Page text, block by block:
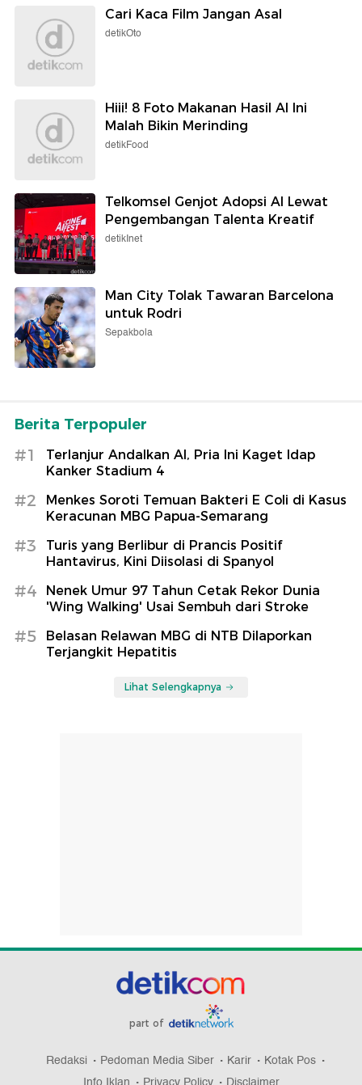
Cari Kaca Film Jangan Asal
detikOto
Hiii! 8 Foto Makanan Hasil AI Ini
Malah Bikin Merinding
detikFood
Telkomsel Genjot Adopsi AI Lewat
Pengembangan Talenta Kreatif
detikInet
Man City Tolak Tawaran Barcelona
untuk Rodri
Sepakbola
Berita Terpopuler
#1
Terlanjur Andalkan AI, Pria Ini Kaget Idap
Kanker Stadium 4
#2
Menkes Soroti Temuan Bakteri E Coli di Kasus
Keracunan MBG Papua-Semarang
#3
Turis yang Berlibur di Prancis Positif
Hantavirus, Kini Diisolasi di Spanyol
#4
Nenek Umur 97 Tahun Cetak Rekor Dunia
'Wing Walking' Usai Sembuh dari Stroke
#5
Belasan Relawan MBG di NTB Dilaporkan
Terjangkit Hepatitis
Lihat Selengkapnya
part of
Redaksi Pedoman Media Siber Karir
Kotak Pos